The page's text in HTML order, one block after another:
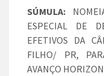
SÚMULA:
ESPECIAL DE
EFETIVOS DA
FILHO/ PR,
AVANÇO